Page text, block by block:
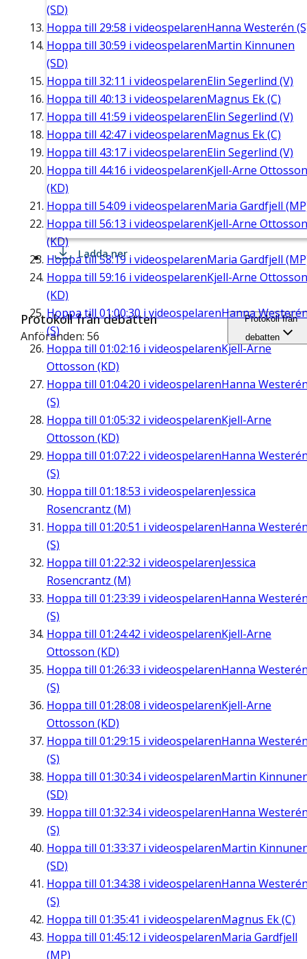
(SD)
Hoppa till 29:58 i videospelarenHanna Westerén
Hoppa till 30:59 i videospelarenMartin Kinnunen
(SD)
Hoppa till 32:11 i videospelarenElin Segerlind (V)
Hoppa till 40:13 i videospelarenMagnus Ek (C)
Hoppa till 41:59 i videospelarenElin Segerlind (V)
Hoppa till 42:47 i videospelarenMagnus Ek (C)
Hoppa till 43:17 i videospelarenElin Segerlind (V)
Hoppa till 44:16 i videospelarenKjell-Arne Ottosson
(KD)
Hoppa till 54:09 i videospelarenMaria Gardfjell
Hoppa till 56:13 i videospelarenKjell-Arne Ottosson
(KD)
Hoppa till58:19 i videospelarenMaria Gardfjell
Hoppa till 59:16 i videospelarenKjell-Arne Ottosson
(KD)
Hoppa till 01:00:30 i videospelarenHanna
(S)
Hoppa till 01:02:16 i videospelarenKjell-Arne
Ottosson (KD)
Hoppa till 01:04:20 i videospelarenHanna
(S)
Hoppa till 01:05:32 i videospelarenKjell-Arne
Ottosson (KD)
Hoppa till 01:07:22 i videospelarenHanna
(S)
Hoppa till 01:18:53 i videospelarenJessica
Rosencrantz (M)
Hoppa till 01:20:51 i videospelarenHanna
(S)
Hoppa till 01:22:32 i videospelarenJessica
Rosencrantz (M)
Hoppa till 01:23:39 i videospelarenHanna
(S)
Hoppa till 01:24:42 i videospelarenKjell-Arne
Ottosson (KD)
Hoppa till 01:26:33 i videospelarenHanna
(S)
Hoppa till 01:28:08 i videospelarenKjell-Arne
Ottosson (KD)
Hoppa till 01:29:15 i videospelarenHanna
(S)
Hoppa till 01:30:34i videospelarenMartin
(SD)
Hoppa till 01:32:34i videospelarenHanna
(S)
Hoppa till 01:33:37 i videospelarenMartin
(SD)
Hoppa till 01:34:38 i videospelarenHanna
(S)
Hoppa till 01:35:41 i videospelarenMagnus Ek (C)
Hoppa till 01:45:12 i videospelarenMaria Gardfjell
(MP)
Ladda ner
Protokoll från debatten
Anföranden: 56
Protokoll från
debatten